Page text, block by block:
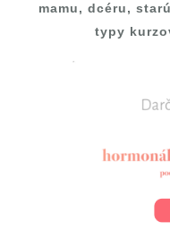
mamu, dcéru,
typy